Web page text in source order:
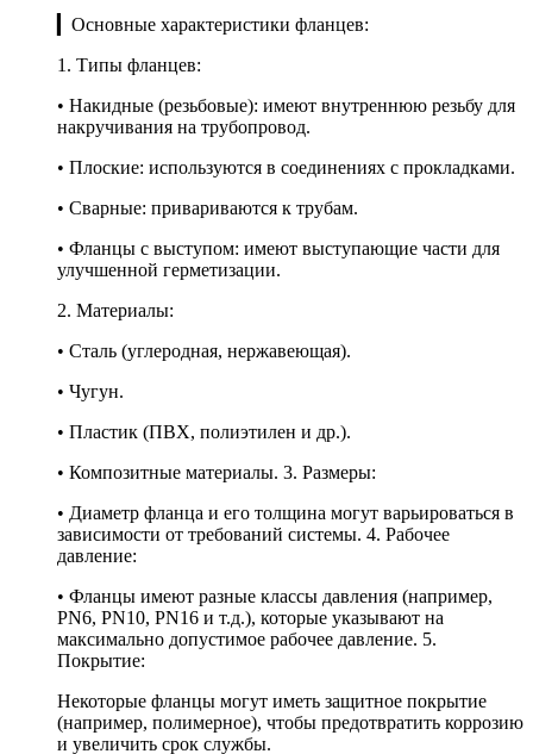
▎Основные характеристики фланцев:
1. Типы фланцев:
• Накидные (резьбовые): имеют внутреннюю резьбу для
накручивания на трубопровод.
• Плоские: используются в соединениях с прокладками.
• Сварные: привариваются к трубам.
• Фланцы с выступом: имеют выступающие части для
улучшенной герметизации.
2. Материалы:
• Сталь (углеродная, нержавеющая).
• Чугун.
• Пластик (ПВХ, полиэтилен и др.).
• Композитные материалы. 3. Размеры:
• Диаметр фланца и его толщина могут варьироваться в
зависимости от требований системы. 4. Рабочее
давление:
• Фланцы имеют разные классы давления (например,
PN6, PN10, PN16 и т.д.), которые указывают на
максимально допустимое рабочее давление. 5.
Покрытие:
Некоторые фланцы могут иметь защитное покрытие
(например, полимерное), чтобы предотвратить коррозию
и увеличить срок службы.